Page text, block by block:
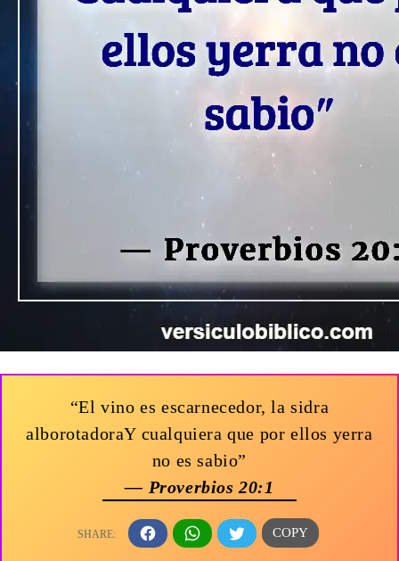
“El vino es escarnecedor, la sidra
alborotadoraY cualquiera que por ellos yerra
no es sabio”
— Proverbios 20:1